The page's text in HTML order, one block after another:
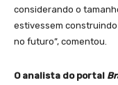
considerando o
estivessem
no futuro”, comentou.
O analista do portal